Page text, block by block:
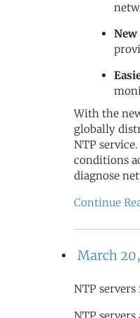
New
With the
globally
NTP
conditions
diagnose
Continue
March
NTP